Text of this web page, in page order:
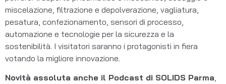
miscelazione, filtrazione e depolverazione, vagliatura,
pesatura, confezionamento, sensori di processo,
automazione e tecnologie per la sicurezza e la
sostenibilità. I visitatori saranno i protagonisti in fiera
votando la migliore innovazione.
Novità assoluta anche il Podcast di SOLIDS Parma,